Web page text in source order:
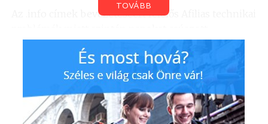
Az .info címek bevezetéséért felelős Afilias technikai
TOVÁBB